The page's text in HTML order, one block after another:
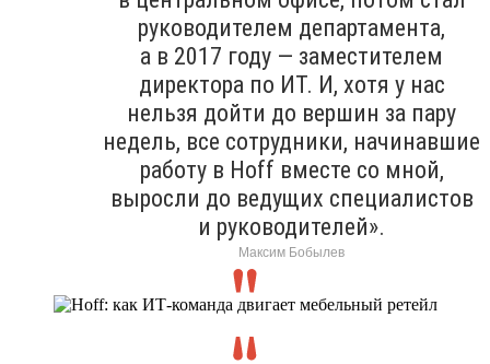
руководителем департамента,
а в 2017 году — заместителем
директора по ИТ. И, хотя у нас
нельзя дойти до вершин за пару
недель, все сотрудники, начинавшие
работу в Hoff вместе со мной,
выросли до ведущих специалистов
и руководителей».
Максим Бобылев